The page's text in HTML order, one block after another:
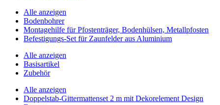
Alle anzeigen
Bodenbohrer
Montagehilfe für Pfostenträger, Bodenhülsen, Metallpfosten
Befestigungs-Set für Zaunfelder aus Aluminium
Alle anzeigen
Basisartikel
Zubehör
Alle anzeigen
Doppelstab-Gittermattenset 2 m mit Dekorelement Design